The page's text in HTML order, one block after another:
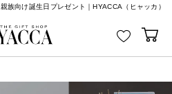
親族向け誕生日プレゼント｜HYACCA（ヒャッカ）